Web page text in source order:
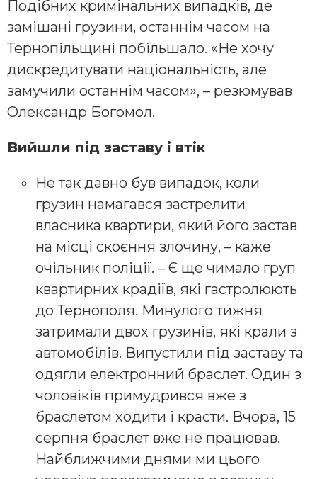
Подібних кримінальних випадків, де
замішані грузини, останнім часом на
Тернопільщині побільшало. «Не хочу
дискредитувати національність, але
замучили останнім часом», – резюмував
Олександр Богомол.
Вийшли під заставу і втік
Не так давно був випадок, коли
грузин намагався застрелити
власника квартири, який його застав
на місці скоєння злочину, – каже
очільник поліції. – Є ще чимало груп
квартирних крадіїв, які гастролюють
до Тернополя. Минулого тижня
затримали двох грузинів, які крали з
автомобілів. Випустили під заставу та
одягли електронний браслет. Один з
чоловіків примудрився вже з
браслетом ходити і красти. Вчора, 15
серпня браслет вже не працював.
Найближчими днями ми цього